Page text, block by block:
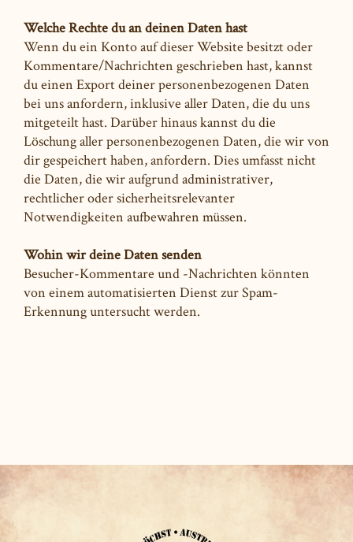
Welche Rechte du an deinen Daten hast
Wenn du ein Konto auf dieser Website besitzt oder
Kommentare/Nachrichten geschrieben hast, kannst
du einen Export deiner personenbezogenen Daten
bei uns anfordern, inklusive aller Daten, die du uns
mitgeteilt hast. Darüber hinaus kannst du die
Löschung aller personenbezogenen Daten, die wir von
dir gespeichert haben, anfordern. Dies umfasst nicht
die Daten, die wir aufgrund administrativer,
rechtlicher oder sicherheitsrelevanter
Notwendigkeiten aufbewahren müssen.
Wohin wir deine Daten senden
Besucher-Kommentare und -Nachrichten könnten
von einem automatisierten Dienst zur Spam-
Erkennung untersucht werden.